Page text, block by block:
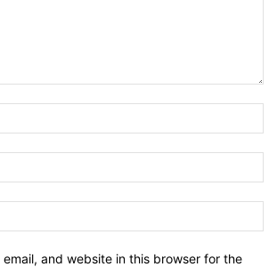
email, and website in this browser for the